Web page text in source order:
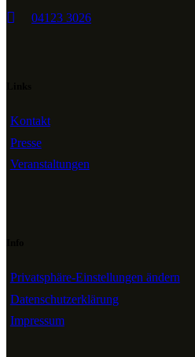
04123 3026
Kontakt
Presse
Veranstaltungen
Privatsphäre-Einstellungen ändern
Datenschutzerklärung
Impressum